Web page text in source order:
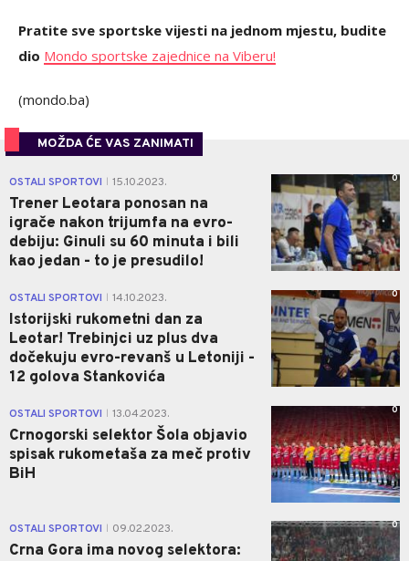
Pratite sve sportske vijesti na jednom mjestu, budite
dio Mondo sportske zajednice na Viberu!
(mondo.ba)
MOŽDA ĆE VAS ZANIMATI
OSTALI SPORTOVI 15.10.2023.
Trener Leotara ponosan na
igrače nakon trijumfa na evro-
debiju: Ginuli su 60 minuta i bili
kao jedan - to je presudilo!
0
OSTALI SPORTOVI 14.10.2023.
Istorijski rukometni dan za
Leotar! Trebinjci uz plus dva
dočekuju evro-revanš u Letoniji -
12 golova Stankovića
0
OSTALI SPORTOVI 13.04.2023.
Crnogorski selektor Šola objavio
spisak rukometaša za meč protiv
BiH
0
OSTALI SPORTOVI 09.02.2023.
Crna Gora ima novog selektora:
0